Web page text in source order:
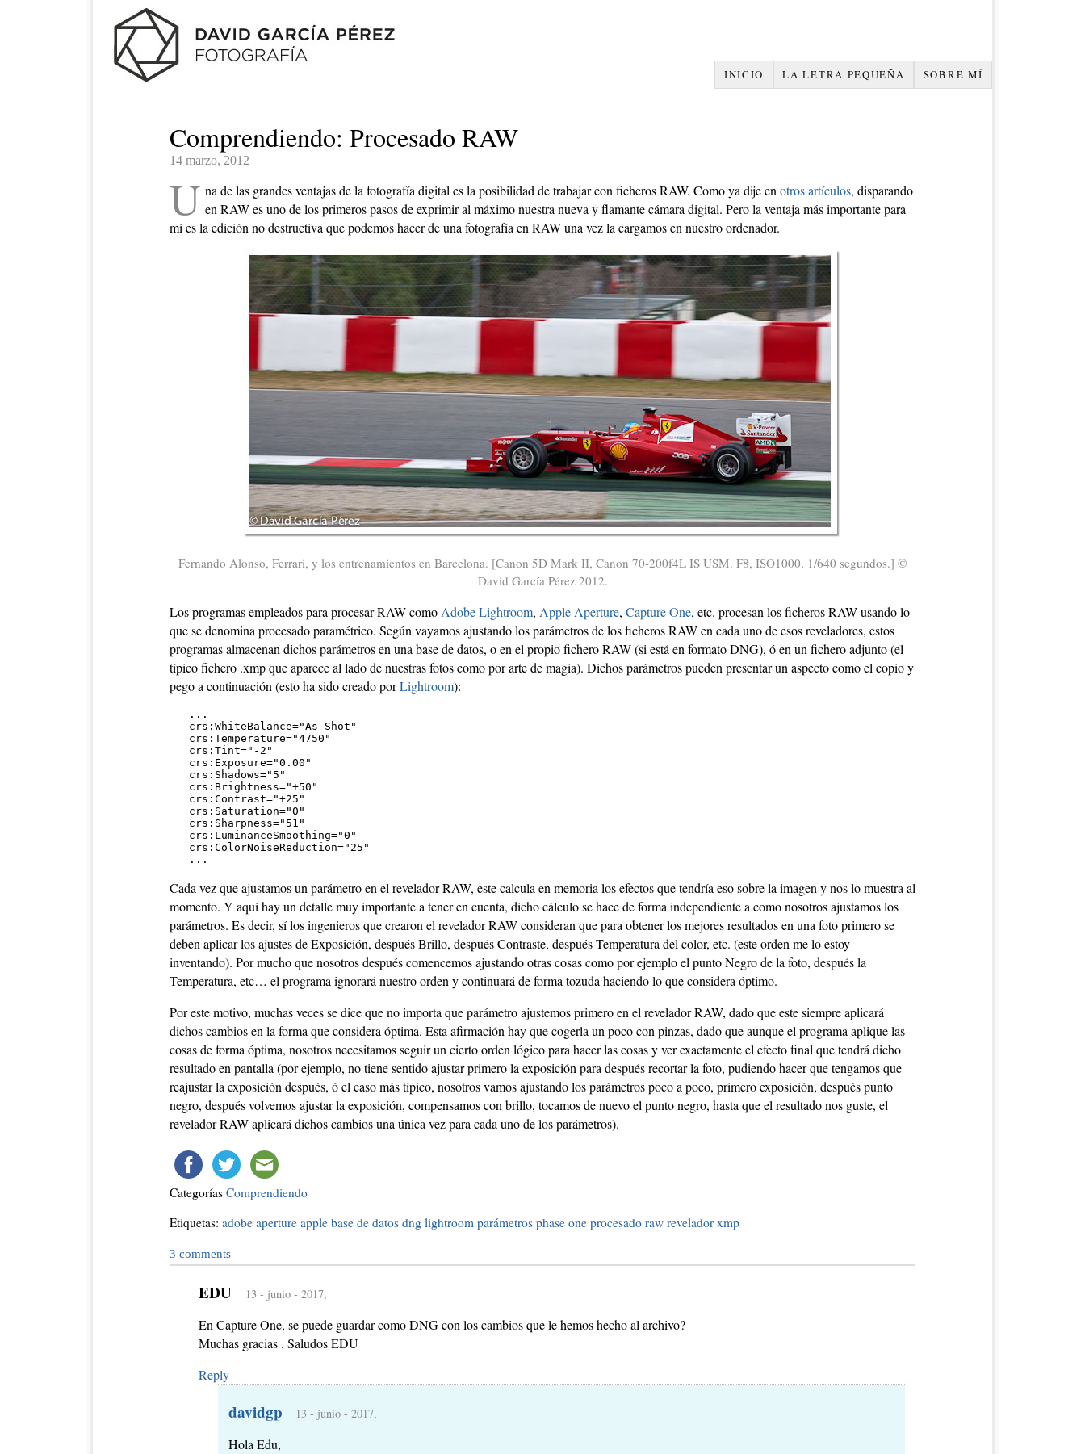
INICIO LA LETRA PEQUEÑA SOBRE MÍ
Comprendiendo: Procesado RAW
14 marzo, 2012
U na de las grandes ventajas de la fotografía digital es la posibilidad de trabajar con ficheros RAW. Como ya dije enotros artículos, disparando
en RAW es uno de los primeros pasos de exprimir al máximo nuestra nueva y flamante cámara digital. Pero la ventaja más importante para
mí es la edición no destructiva que podemos hacer de una fotografía en RAW una vez la cargamos en nuestro ordenador.
Fernando Alonso, Ferrari, y los entrenamientos en Barcelona. [Canon 5D Mark II, Canon 70-200f4L IS USM. F8, ISO1000, 1/640 segundos.] ©
David García Pérez 2012.
Los programas empleados para procesar RAW como Adobe Lightroom, Apple Aperture, Capture One, etc. procesan los ficheros RAW usando lo
que se denomina procesado paramétrico. Según vayamos ajustando los parámetros de los ficheros RAW en cada uno de esos reveladores, estos
programas almacenan dichos parámetros en una base de datos, o en el propio fichero RAW (si está en formato DNG), ó en un fichero adjunto (el
típico fichero .xmp que aparece al lado de nuestras fotos como por arte de magia). Dichos parámetros pueden presentar un aspecto como el copio y
pego a continuación (esto ha sido creado porLightroom):
   ...
   crs:WhiteBalance="As Shot"
   crs:Temperature="4750"
   crs:Tint="-2"
   crs:Exposure="0.00"
   crs:Shadows="5"
   crs:Brightness="+50"
   crs:Contrast="+25"
   crs:Saturation="0"
   crs:Sharpness="51"
   crs:LuminanceSmoothing="0"
   crs:ColorNoiseReduction="25"
Cada vez que ajustamos un parámetro en el revelador RAW, este calcula en memoria los efectos que tendría eso sobre la imagen y nos lo muestra al
momento. Y aquí hay un detalle muy importante a tener en cuenta, dicho cálculo se hace de forma independiente a como nosotros ajustamos los
parámetros. Es decir, sí los ingenieros que crearon el revelador RAW consideran que para obtener los mejores resultados en una foto primero se
deben aplicar los ajustes de Exposición, después Brillo, después Contraste, después Temperatura del color, etc. (este orden me lo estoy
inventando). Por mucho que nosotros después comencemos ajustando otras cosas como por ejemplo el punto Negro de la foto, después la
Temperatura, etc… el programa ignorará nuestro orden y continuará de forma tozuda haciendo lo que considera óptimo.
Por este motivo, muchas veces se dice que no importa que parámetro ajustemos primero en el revelador RAW, dado que este siempre aplicará
dichos cambios en la forma que considera óptima. Esta afirmación hay que cogerla un poco con pinzas, dado que aunque el programa aplique las
cosas de forma óptima, nosotros necesitamos seguir un cierto orden lógico para hacer las cosas y ver exactamente el efecto final que tendrá dicho
resultado en pantalla (por ejemplo, no tiene sentido ajustar primero la exposición para después recortar la foto, pudiendo hacer que tengamos que
reajustar la exposición después, ó el caso más típico, nosotros vamos ajustando los parámetros poco a poco, primero exposición, después punto
negro, después volvemos ajustar la exposición, compensamos con brillo, tocamos de nuevo el punto negro, hasta que el resultado nos guste, el
revelador RAW aplicará dichos cambios una única vez para cada uno de los parámetros).
Categorías Comprendiendo
Etiquetas: adobe aperture apple base de datos dng lightroom parámetros phase one procesado raw revelador xmp
3 comments
EDU 13 - junio - 2017,
En Capture One, se puede guardar como DNG con los cambios que le hemos hecho al archivo?
Muchas gracias . Saludos EDU
Reply
davidgp 13 - junio - 2017,
Hola Edu,